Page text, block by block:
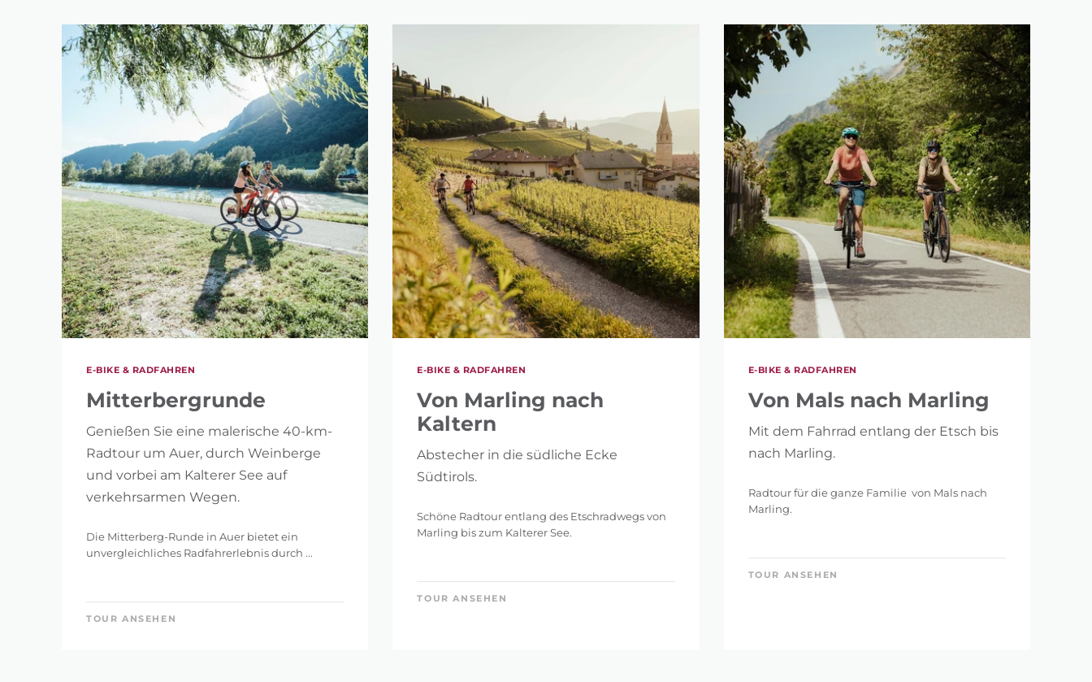
E-BIKE & RADFAHREN
Mitterbergrunde
Genießen Sie eine malerische 40-km-
Radtour um Auer, durch Weinberge
und vorbei am Kalterer See auf
verkehrsarmen Wegen.
Die Mitterberg-Runde in Auer bietet ein
unvergleichliches Radfahrerlebnis durch ...
TOUR ANSEHEN
E-BIKE & RADFAHREN
Von Marling nach
Kaltern
Abstecher in die südliche Ecke
Südtirols.
Schöne Radtour entlang des Etschradwegs von
Marling bis zum Kalterer See.
TOUR ANSEHEN
E-BIKE & RADFAHREN
Von Mals nach Marling
Mit dem Fahrrad entlang der Etsch bis
nach Marling.
Radtour für die ganze Familie von Mals nach
Marling.
TOUR ANSEHEN